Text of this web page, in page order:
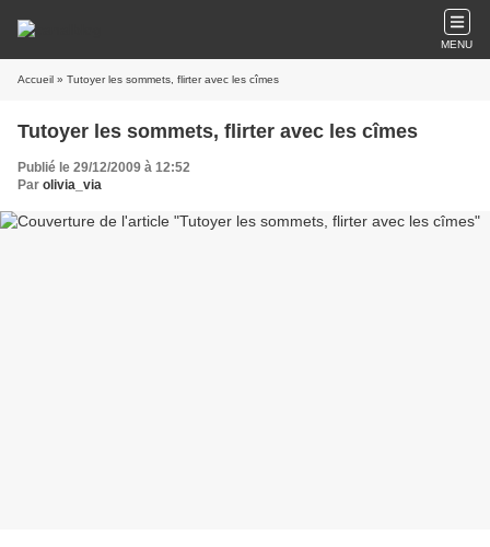
MENU
Accueil » Tutoyer les sommets, flirter avec les cîmes
Tutoyer les sommets, flirter avec les cîmes
Publié le 29/12/2009 à 12:52
Par olivia_via